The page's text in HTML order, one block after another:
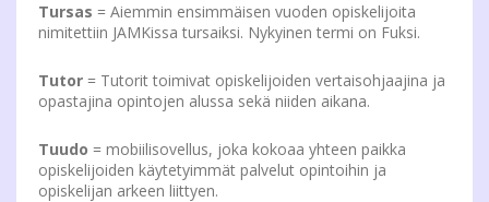
Tursas = Aiemmin ensimmäisen vuoden opiskelijoita
nimitettiin JAMKissa tursaiksi. Nykyinen termi on Fuksi.
Tutor = Tutorit toimivat opiskelijoiden vertaisohjaajina ja
opastajina opintojen alussa sekä niiden aikana.
Tuudo = mobiilisovellus, joka kokoaa yhteen paikka
opiskelijoiden käytetyimmät palvelut opintoihin ja
opiskelijan arkeen liittyen.